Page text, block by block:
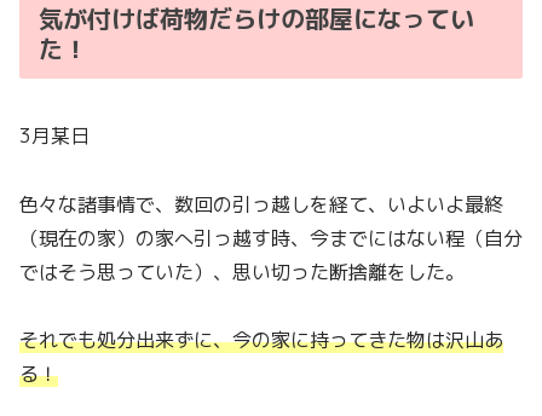
気が付けば荷物だらけの部屋になってい
た！
3月某日
色々な諸事情で、数回の引っ越しを経て、いよいよ最終
（現在の家）の家へ引っ越す時、今までにはない程（自分
ではそう思っていた）、思い切った断捨離をした。
それでも処分出来ずに、今の家に持ってきた物は沢山あ
る！